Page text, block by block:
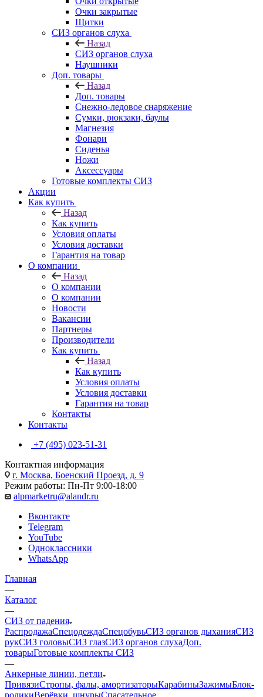
Очки закрытые
Щитки
СИЗ органов слуха
Назад
СИЗ органов слуха
Наушники
Доп. товары
Назад
Доп. товары
Снежно-ледовое снаряжение
Сумки, рюкзаки, баулы
Магнезия
Фонари
Сиденья
Ножи
Аксессуары
Готовые комплекты СИЗ
Акции
Как купить
Назад
Как купить
Условия оплаты
Условия доставки
Гарантия на товар
О компании
Назад
О компании
О компании
Новости
Вакансии
Партнеры
Производители
Как купить
Назад
Как купить
Условия оплаты
Условия доставки
Гарантия на товар
Контакты
Контакты
+7 (495) 023-51-31
Контактная информация
г. Москва, Боенский Проезд, д. 9
Режим работы: Пн-Пт 9:00-18:00
alpmarketru@alandr.ru
Вконтакте
Telegram
YouTube
Одноклассники
WhatsApp
Главная
—
Каталог
—
СИЗ от падения
РаспродажаСпецодеждаСпецобувьСИЗ органов дыханияСИЗ
рукСИЗ головыСИЗ глазСИЗ органов слухаДоп.
товарыГотовые комплекты СИЗ
—
Анкерные линии, петли
ПривязиСтропы, фалы, амортизаторыКарабиныЗажимыБлок-
роликиВерёвки, шнурыСпасательное